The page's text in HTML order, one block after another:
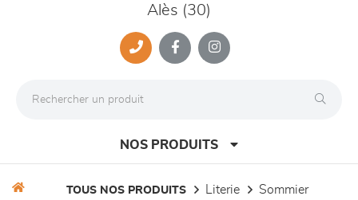
Alès (30)
NOS PRODUITS
TOUS NOS PRODUITS literie
sommier